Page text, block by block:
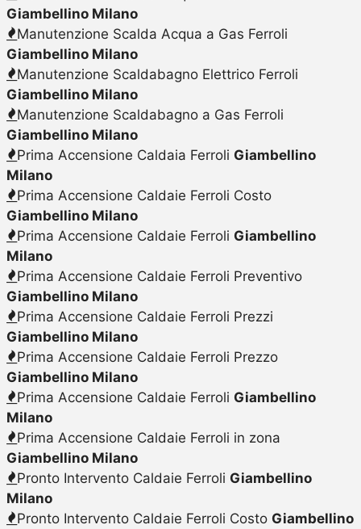
Giambellino Milano
Manutenzione Scalda Acqua a Gas Ferroli
Giambellino Milano
Manutenzione Scaldabagno Elettrico Ferroli
Giambellino Milano
Manutenzione Scaldabagno a Gas Ferroli
Giambellino Milano
Prima Accensione Caldaia Ferroli Giambellino
Milano
Prima Accensione Caldaie Ferroli Costo
Giambellino Milano
Prima Accensione Caldaie Ferroli Giambellino
Milano
Prima Accensione Caldaie Ferroli Preventivo
Giambellino Milano
Prima Accensione Caldaie Ferroli Prezzi
Giambellino Milano
Prima Accensione Caldaie Ferroli Prezzo
Giambellino Milano
Prima Accensione Caldaie Ferroli Giambellino
Milano
Prima Accensione Caldaie Ferroli in zona
Giambellino Milano
Pronto Intervento Caldaie Ferroli Giambellino
Milano
Pronto Intervento Caldaie Ferroli Costo Giambellino